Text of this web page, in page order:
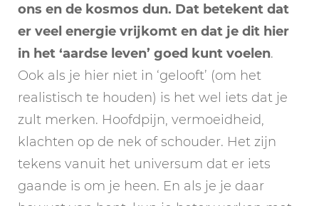
ons en de kosmos dun. Dat betekent dat
er veel energie vrijkomt en dat je dit hier
in het ‘aardse leven’ goed kunt voelen.
Ook als je hier niet in ‘gelooft’ (om het
realistisch te houden) is het wel iets dat je
zult merken. Hoofdpijn, vermoeidheid,
klachten op de nek of schouder. Het zijn
tekens vanuit het universum dat er iets
gaande is om je heen. En als je je daar